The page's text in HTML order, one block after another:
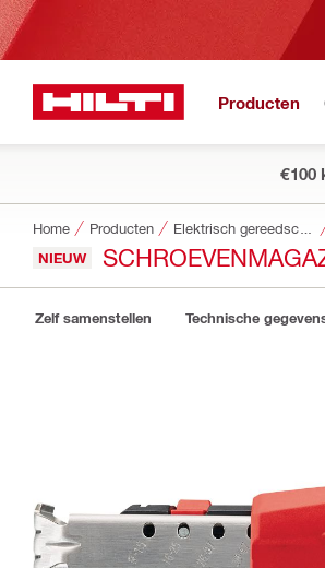
Producten
€100
Home Producten
NIEUW
Zelf samenstellen Technische